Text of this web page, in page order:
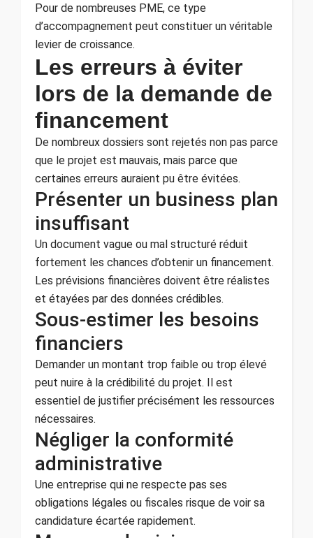
Pour de nombreuses PME, ce type
d’accompagnement peut constituer un véritable
levier de croissance.
Les erreurs à éviter
lors de la demande de
financement
De nombreux dossiers sont rejetés non pas parce
que le projet est mauvais, mais parce que
certaines erreurs auraient pu être évitées.
Présenter un business plan
insuffisant
Un document vague ou mal structuré réduit
fortement les chances d’obtenir un financement.
Les prévisions financières doivent être réalistes
et étayées par des données crédibles.
Sous-estimer les besoins
financiers
Demander un montant trop faible ou trop élevé
peut nuire à la crédibilité du projet. Il est
essentiel de justifier précisément les ressources
nécessaires.
Négliger la conformité
administrative
Une entreprise qui ne respecte pas ses
obligations légales ou fiscales risque de voir sa
candidature écartée rapidement.